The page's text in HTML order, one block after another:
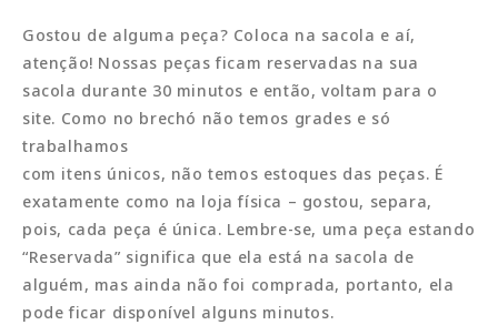
Gostou de alguma peça? Coloca na sacola e aí,
atenção! Nossas peças ficam reservadas na sua
sacola durante 30 minutos e então, voltam para o
site. Como no brechó não temos grades e só
trabalhamos
com itens únicos, não temos estoques das peças. É
exatamente como na loja física – gostou, separa,
pois, cada peça é única. Lembre-se, uma peça estando
“Reservada” significa que ela está na sacola de
alguém, mas ainda não foi comprada, portanto, ela
pode ficar disponível alguns minutos.